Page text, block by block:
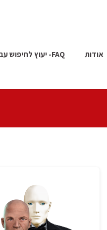
אודות FAQ- יעוץ לחיפוש עבודה וקריירה בהייטק